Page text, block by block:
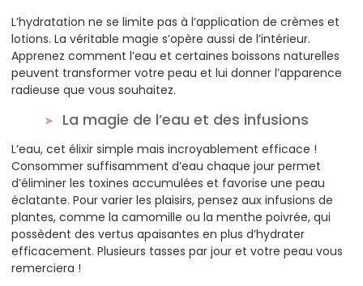
L’hydratation ne se limite pas à l’application de crèmes et
lotions. La véritable magie s’opère aussi de l’intérieur.
Apprenez comment l’eau et certaines boissons naturelles
peuvent transformer votre peau et lui donner l’apparence
radieuse que vous souhaitez.
La magie de l’eau et des infusions
L’eau, cet élixir simple mais incroyablement efficace !
Consommer suffisamment d’eau chaque jour permet
d’éliminer les toxines accumulées et favorise une peau
éclatante. Pour varier les plaisirs, pensez aux infusions de
plantes, comme la camomille ou la menthe poivrée, qui
possèdent des vertus apaisantes en plus d’hydrater
efficacement. Plusieurs tasses par jour et votre peau vous
remerciera !